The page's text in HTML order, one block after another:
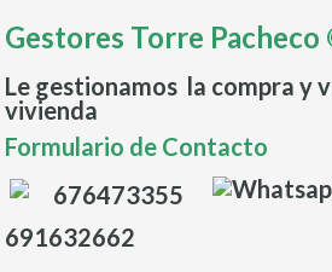
Gestores Torre Pacheco
Le gestionamos la compra y
vivienda
Formulario de Contacto
676473355
691632662